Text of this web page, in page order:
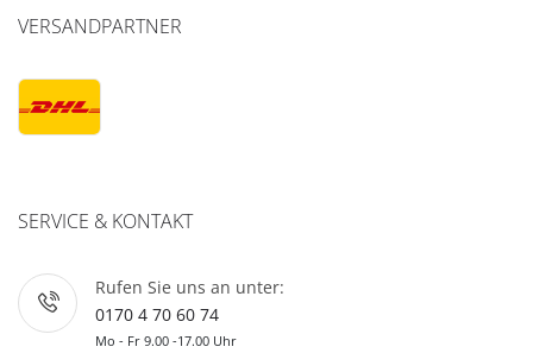
VERSANDPARTNER
SERVICE & KONTAKT
Rufen Sie uns an unter:
0170 4 70 60 74
Mo - Fr 9.00 -17.00 Uhr